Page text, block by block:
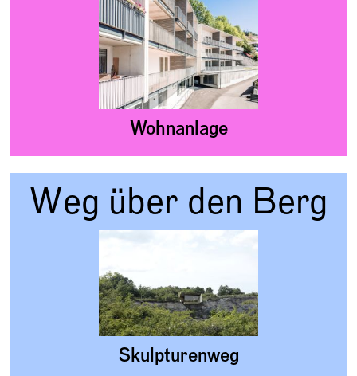
Wohnanlage
Weg über den Berg
Skulpturenweg